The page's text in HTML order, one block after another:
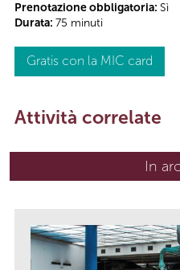
Prenotazione obbligatoria: Sì
Durata: 75 minuti
Gratis con la MIC card
Attività correlate
In